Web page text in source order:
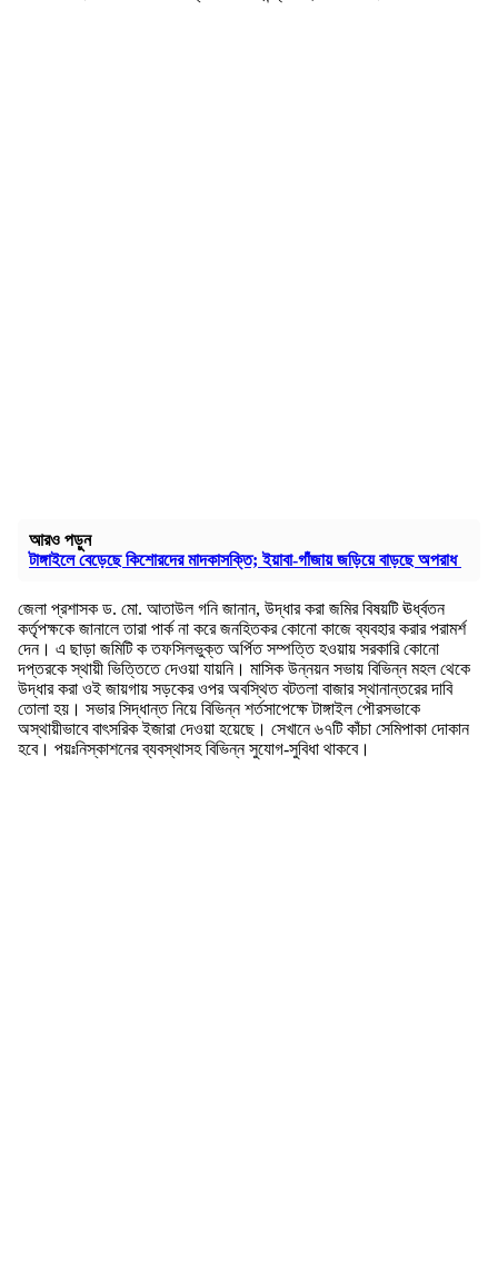
আরও পড়ুন
টাঙ্গাইলে বেড়েছে কিশোরদের মাদকাসক্তি; ইয়াবা-গাঁজায় জড়িয়ে বাড়ছে অপরাধ
জেলা প্রশাসক ড. মো. আতাউল গনি জানান, উদ্ধার করা জমির বিষয়টি ঊর্ধ্বতন
কর্তৃপক্ষকে জানালে তারা পার্ক না করে জনহিতকর কোনো কাজে ব্যবহার করার পরামর্শ
দেন। এ ছাড়া জমিটি ক তফসিলভুক্ত অর্পিত সম্পত্তি হওয়ায় সরকারি কোনো
দপ্তরকে স্থায়ী ভিত্তিতে দেওয়া যায়নি। মাসিক উন্নয়ন সভায় বিভিন্ন মহল থেকে
উদ্ধার করা ওই জায়গায় সড়কের ওপর অবস্থিত বটতলা বাজার স্থানান্তরের দাবি
তোলা হয়। সভার সিদ্ধান্ত নিয়ে বিভিন্ন শর্তসাপেক্ষে টাঙ্গাইল পৌরসভাকে
অস্থায়ীভাবে বাৎসরিক ইজারা দেওয়া হয়েছে। সেখানে ৬৭টি কাঁচা সেমিপাকা দোকান
হবে। পয়ঃনিস্কাশনের ব্যবস্থাসহ বিভিন্ন সুযোগ-সুবিধা থাকবে।